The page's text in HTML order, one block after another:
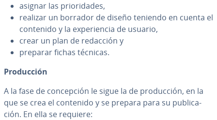
asignar las prio­ri­da­des,
realizar un borrador de diseño teniendo en cuenta el
contenido y la ex­pe­rie­n­cia de usuario,
crear un plan de redacción y
preparar fichas técnicas.
Pro­du­c­ción
A la fase de co­n­ce­p­ción le sigue la de pro­du­c­ción, en la
que se crea el contenido y se prepara para su pu­bli­ca­
ción. En ella se requiere: